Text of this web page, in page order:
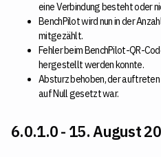
eine Verbindung besteht oder
BenchPilot wird nun in der
mitgezählt.
Fehler beim BenchPilot-QR-
hergestellt werden konnte.
Absturz behoben, der
auf Null gesetzt war.
6.0.1.0 - 15. August